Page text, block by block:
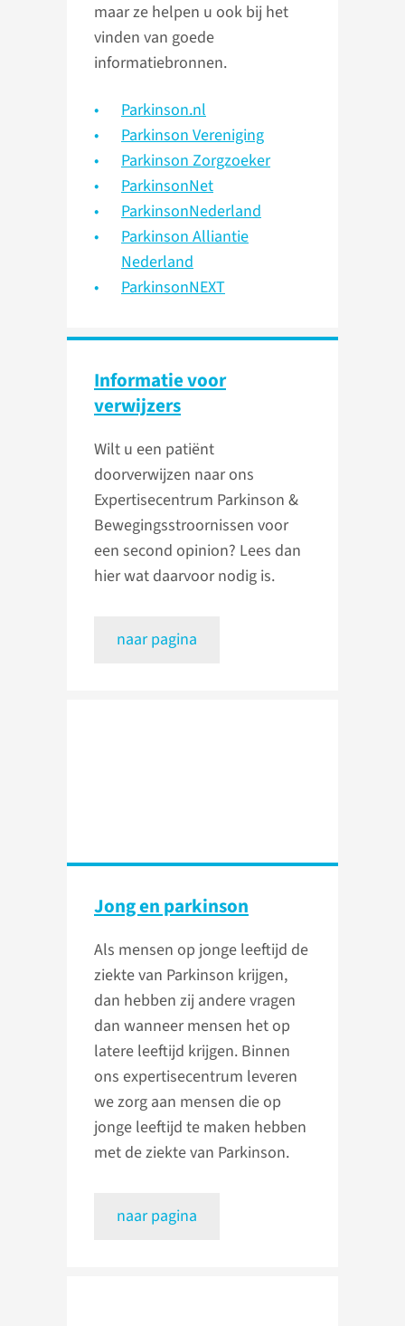
maar ze helpen u ook bij het
vinden van goede
informatiebronnen.
Parkinson.nl
Parkinson Vereniging
Parkinson Zorgzoeker
ParkinsonNet
ParkinsonNederland
Parkinson Alliantie
Nederland
ParkinsonNEXT
Informatie voor
verwijzers
Wilt u een patiënt
doorverwijzen naar ons
Expertisecentrum Parkinson &
Bewegingsstroornissen voor
een second opinion? Lees dan
hier wat daarvoor nodig is.
naar pagina
Jong en parkinson
Als mensen op jonge leeftijd de
ziekte van Parkinson krijgen,
dan hebben zij andere vragen
dan wanneer mensen het op
latere leeftijd krijgen. Binnen
ons expertisecentrum leveren
we zorg aan mensen die op
jonge leeftijd te maken hebben
met de ziekte van Parkinson.
naar pagina